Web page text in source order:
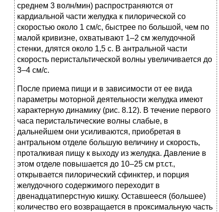
среднем 3 волн/мин) распространяются от
кардиальной части желудка к пилорической со
скоростью около 1 см/с, быстрее по большой, чем по
малой кривизне, охватывают 1–2 см желудочной
стенки, длятся около 1,5 с. В антральной части
скорость перистальтической волны увеличивается до
3–4 см/с.
После приема пищи и в зависимости от ее вида
параметры моторной деятельности желудка имеют
характерную динамику (рис. 8.12). В течение первого
часа перистальтические волны слабые, в
дальнейшем они усиливаются, приобретая в
антральном отделе большую величину и скорость,
проталкивая пищу к выходу из желудка. Давление в
этом отделе повышается до 10–25 см рт.ст.,
открывается пилорический сфинктер, и порция
желудочного содержимого переходит в
двенадцатиперстную кишку. Оставшееся (большее)
количество его возвращается в проксимальную часть